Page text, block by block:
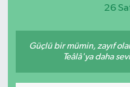
26
Güçlü bir mümin, zayıf
Teâlâ'ya daha